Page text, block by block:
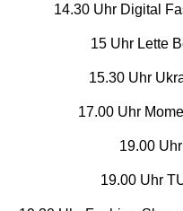
14.30 Uhr Digital
15 Uhr Lette
15.30 Uhr
17.00 Uhr
19.00
19.00 Uhr